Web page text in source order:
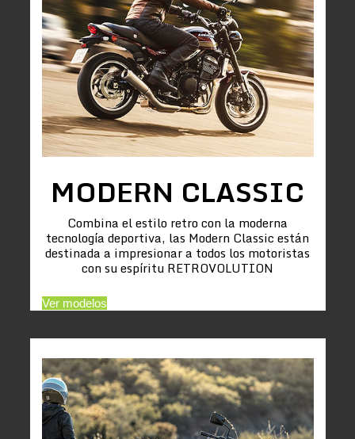
MODERN CLASSIC
Combina el estilo retro con la moderna
tecnología deportiva, las Modern Classic están
destinada a impresionar a todos los motoristas
con su espíritu RETROVOLUTION
Ver modelos